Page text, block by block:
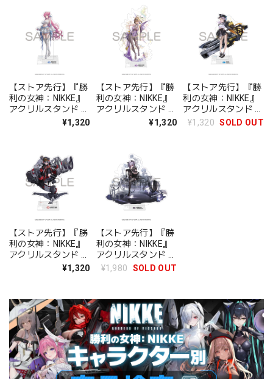
【ストア先行】『勝
利の女神：NIKKE』
アクリルスタンド ド
ロシー - ルナーライ
¥1,320
【ストア先行】『勝
利の女神：NIKKE』
アクリルスタンド ア
ニス：スター - スタ
¥1,320
【ストア先行】『勝
利の女神：NIKKE』
アクリルスタンド ネ
オン：ビジョン・ア
¥1,320 SOLD OUT
【ストア先行】『勝
利の女神：NIKKE』
アクリルスタンド ア
¥1,320
【ストア先行】『勝
利の女神：NIKKE』
アクリルスタンド リ
バーレリオ - ドリー
¥1,980 SOLD OUT